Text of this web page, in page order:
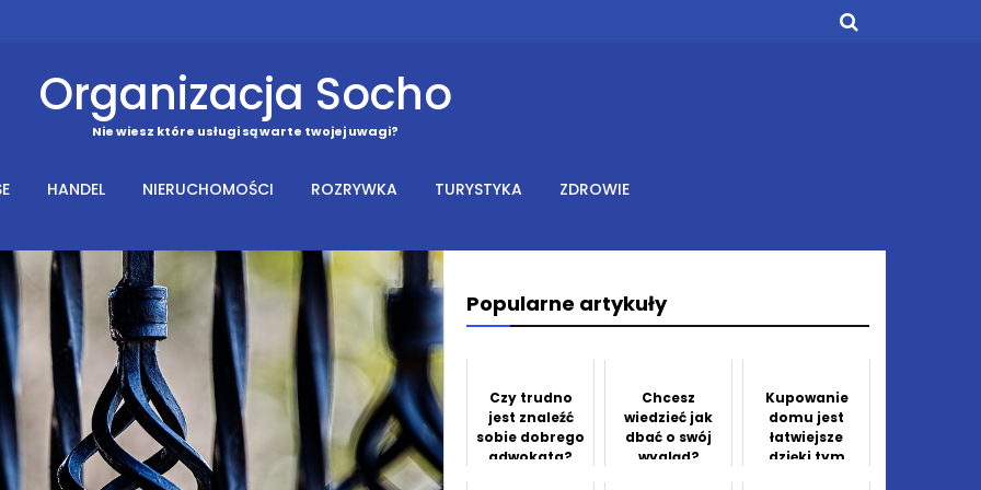
Organizacja Socho
Nie wiesz które usługi są warte twojej uwagi?
HANDEL NIERUCHOMOŚCI ROZRYWKA TURYSTYKA ZDROWIE
Popularne artykuły
Czy trudno
jest znaleźć
sobie dobrego
adwokata?
Chcesz
wiedzieć jak
dbać o swój
wygląd?
Kupowanie
domu jest
łatwiejsze
dzięki tym